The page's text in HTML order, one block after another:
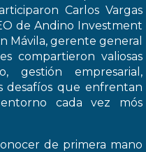
Carlos Vargas
de Andino Investment
Mávila, gerente general
compartieron valiosas
gestión empresarial,
desafíos que enfrentan
cada vez mós
de primera mano